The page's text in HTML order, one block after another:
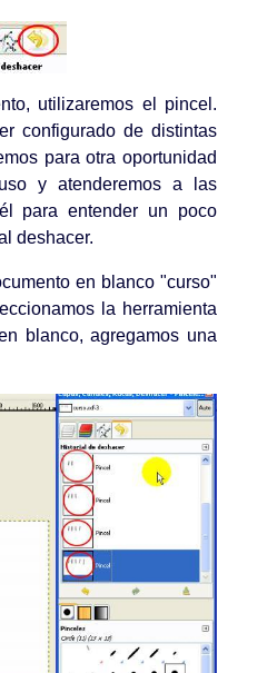
utilizaremos el pincel.
configurado de distintas
para otra oportunidad
y atenderemos a las
para entender un poco
deshacer.
en blanco "curso"
la herramienta
blanco, agregamos una